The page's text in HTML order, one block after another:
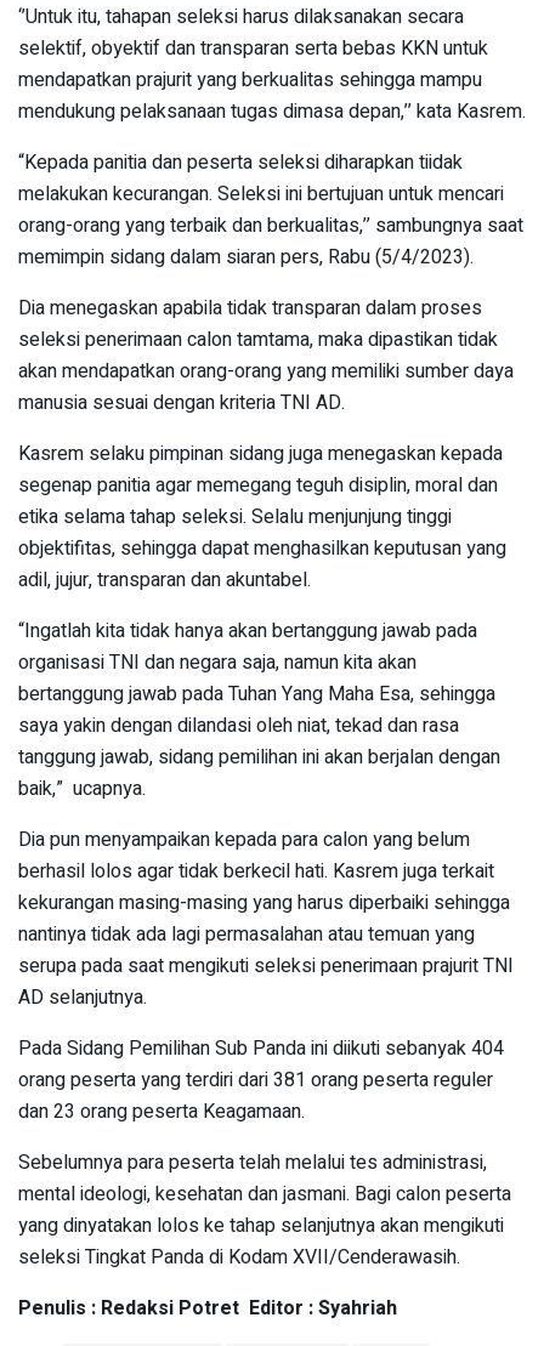
‘’Untuk itu, tahapan seleksi harus dilaksanakan secara
selektif, obyektif dan transparan serta bebas KKN untuk
mendapatkan prajurit yang berkualitas sehingga mampu
mendukung pelaksanaan tugas dimasa depan,’’ kata Kasrem.
“Kepada panitia dan peserta seleksi diharapkan tiidak
melakukan kecurangan. Seleksi ini bertujuan untuk mencari
orang-orang yang terbaik dan berkualitas,’’ sambungnya saat
memimpin sidang dalam siaran pers, Rabu (5/4/2023).
Dia menegaskan apabila tidak transparan dalam proses
seleksi penerimaan calon tamtama, maka dipastikan tidak
akan mendapatkan orang-orang yang memiliki sumber daya
manusia sesuai dengan kriteria TNI AD.
Kasrem selaku pimpinan sidang juga menegaskan kepada
segenap panitia agar memegang teguh disiplin, moral dan
etika selama tahap seleksi. Selalu menjunjung tinggi
objektifitas, sehingga dapat menghasilkan keputusan yang
adil, jujur, transparan dan akuntabel.
“Ingatlah kita tidak hanya akan bertanggung jawab pada
organisasi TNI dan negara saja, namun kita akan
bertanggung jawab pada Tuhan Yang Maha Esa, sehingga
saya yakin dengan dilandasi oleh niat, tekad dan rasa
tanggung jawab, sidang pemilihan ini akan berjalan dengan
baik,” ucapnya.
Dia pun menyampaikan kepada para calon yang belum
berhasil lolos agar tidak berkecil hati. Kasrem juga terkait
kekurangan masing-masing yang harus diperbaiki sehingga
nantinya tidak ada lagi permasalahan atau temuan yang
serupa pada saat mengikuti seleksi penerimaan prajurit TNI
AD selanjutnya.
Pada Sidang Pemilihan Sub Panda ini diikuti sebanyak 404
orang peserta yang terdiri dari 381 orang peserta reguler
dan 23 orang peserta Keagamaan.
Sebelumnya para peserta telah melalui tes administrasi,
mental ideologi, kesehatan dan jasmani. Bagi calon peserta
yang dinyatakan lolos ke tahap selanjutnya akan mengikuti
seleksi Tingkat Panda di Kodam XVII/Cenderawasih.
Penulis : Redaksi Potret Editor : Syahriah